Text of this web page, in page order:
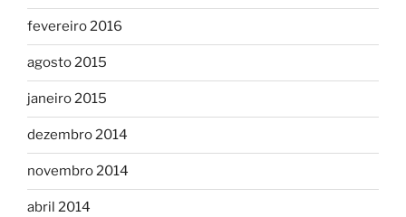
fevereiro 2016
agosto 2015
janeiro 2015
dezembro 2014
novembro 2014
abril 2014